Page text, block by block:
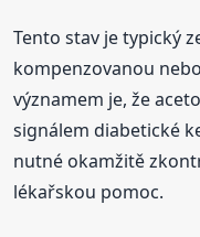
Tento stav je typický
kompenzovanou
významem je, že
signálem diabetické
nutné okamžitě
lékařskou pomoc.